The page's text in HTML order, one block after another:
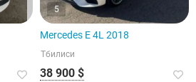
5
Mercedes E 4L 2018
Тбилиси
38 900 $